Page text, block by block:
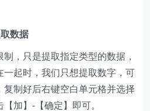
数据
，只是提取指定类型的数据，
一起时，我们只想提取数字，可
复制好后右键空白单元格并选择
【加】-【确定】即可。